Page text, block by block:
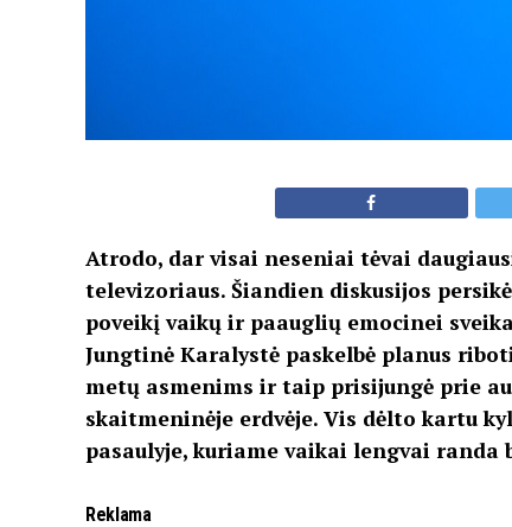
Atrodo, dar visai neseniai tėvai
televizoriaus. Šiandien diskusijos
poveikį vaikų ir paauglių emocinei
Jungtinė Karalystė paskelbė planus
metų asmenims ir taip prisijungė prie
skaitmeninėje erdvėje. Vis dėlto kartu
pasaulyje, kuriame vaikai lengvai randa
Reklama